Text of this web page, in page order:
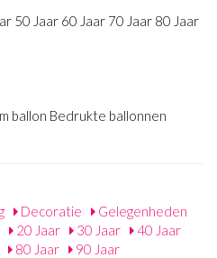
50 Jaar 60 Jaar 70 Jaar 80 Jaar
ballon Bedrukte ballonnen
Decoratie
Gelegenheden
20 Jaar 30 Jaar
40 Jaar
80 Jaar
90 Jaar